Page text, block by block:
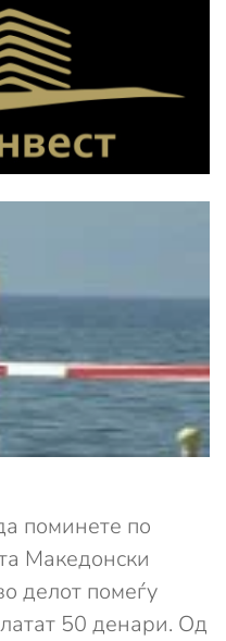
поминете по
Македонски
делот помеѓу
50 денари. Од